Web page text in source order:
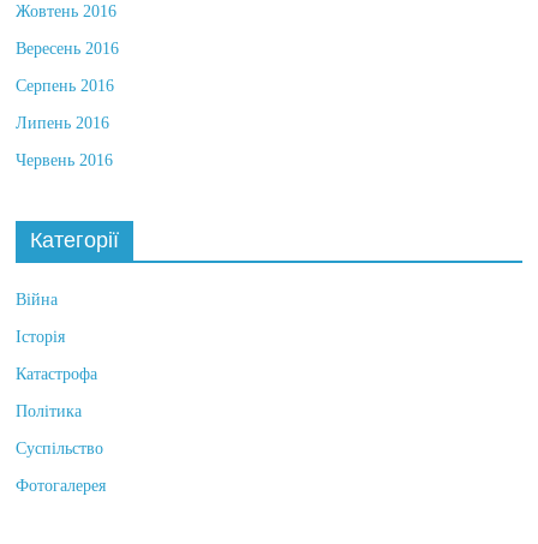
Жовтень 2016
Вересень 2016
Серпень 2016
Липень 2016
Червень 2016
Категорії
Війна
Історія
Катастрофа
Політика
Суспільство
Фотогалерея